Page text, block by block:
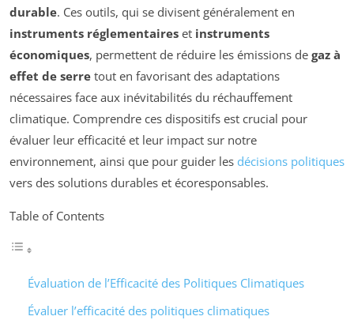
durable. Ces outils, qui se divisent généralement en
instruments réglementaires et instruments
économiques, permettent de réduire les émissions de gaz à
effet de serre tout en favorisant des adaptations
nécessaires face aux inévitabilités du réchauffement
climatique. Comprendre ces dispositifs est crucial pour
évaluer leur efficacité et leur impact sur notre
environnement, ainsi que pour guider les décisions politiques
vers des solutions durables et écoresponsables.
Table of Contents
Évaluation de l’Efficacité des Politiques Climatiques
Évaluer l’efficacité des politiques climatiques